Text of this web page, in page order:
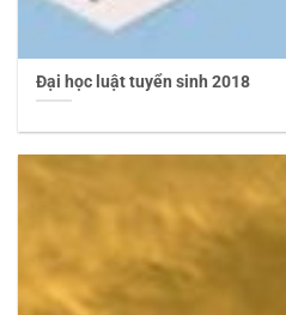
Đại học luật tuyển sinh 2018